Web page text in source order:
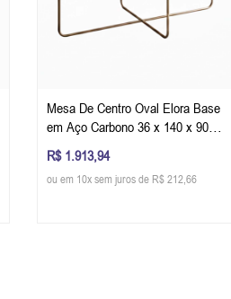
Mesa De Centro Oval Elora Base
em Aço Carbono 36 x 140 x 90
cm (A x L x P) - Cor Champagne
R$ 1.913,94
ou em 10x sem juros de R$ 212,66